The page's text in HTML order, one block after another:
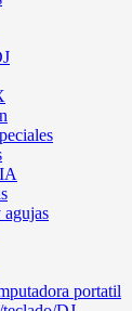
agujas
portatil